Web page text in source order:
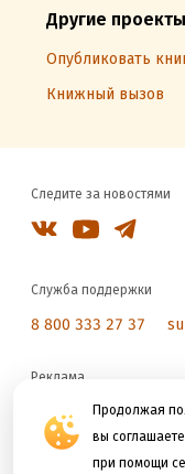
Продолжая
вы
при помощи
Другие проекты
Опубликовать
Книжный вызов
Следите за новостями
Служба поддержки
8 800 333 27 37
Реклама
reklama@litres.ru
Мы принимаем к оплате